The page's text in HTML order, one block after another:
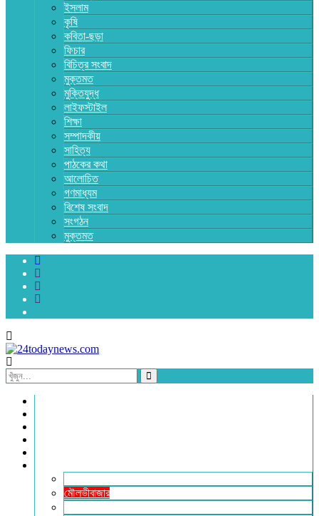
ইসলাম
কৃষি
কবিতা-ছড়া
ফিচার
বিচিত্র সংবাদ
মুক্তমত
মুক্তিযুদ্ধ
লাইফস্টাইল
শিক্ষা
সম্পাদকীয়
সাহিত্য
পাঠকের কথা
আলোচিত
গণমাধ্যম
বিশেষ সংবাদ
সংগঠন
মুক্তমত
মৌলভীবাজার